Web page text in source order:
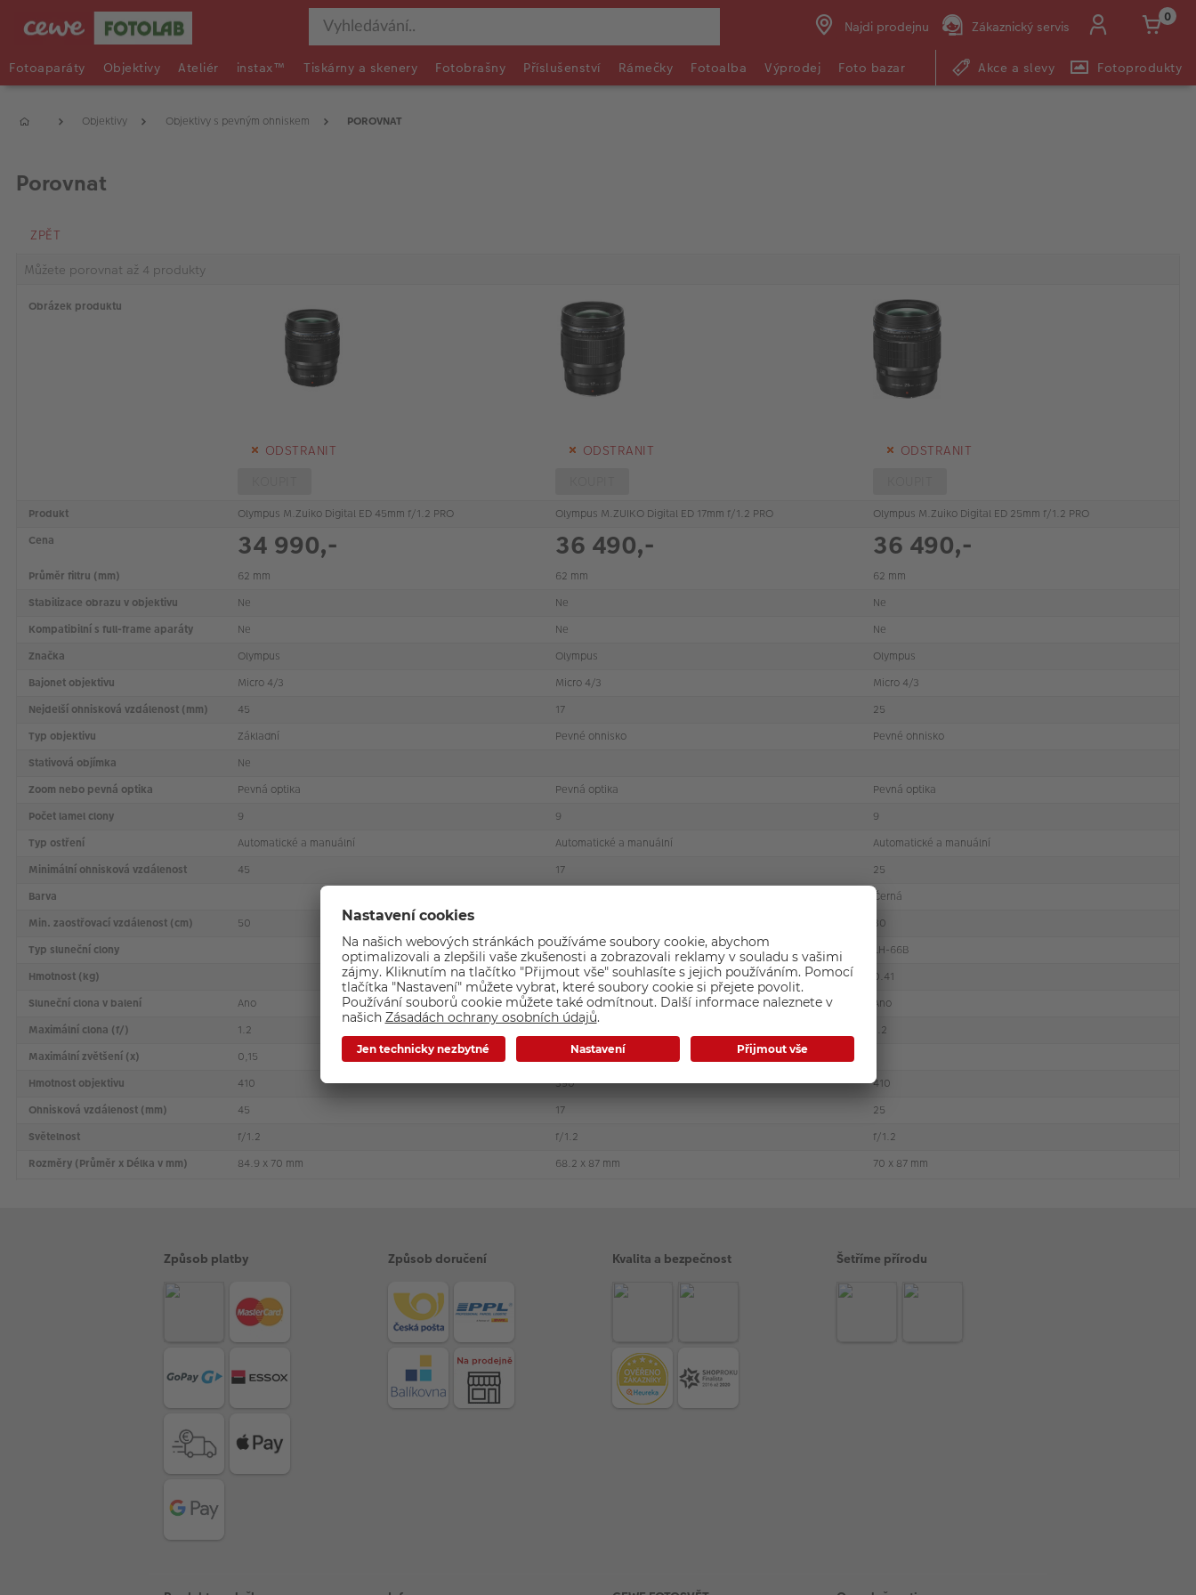
Najdi prodejnu Zákaznický servis
0
Fotoaparáty Objektivy Ateliér instax™ Tiskárny a skenery Fotobrašny Příslušenství Rámečky Fotoalba Výprodej Foto bazar Akce a slevy Fotoprodukty
Objektivy Objektivy s pevným ohniskem POROVNAT
Porovnat
ZPĚT
Můžete porovnat až 4 produkty
Obrázek produktu
ODSTRANIT
ODSTRANIT
ODSTRANIT
Produkt Olympus M.Zuiko Digital ED 45mm f/1.2 PRO Olympus M.ZUIKO Digital ED 17mm f/1.2 PRO
Olympus M.Zuiko Digital ED 25mm f/1.2 PRO
Cena
34 990,- 36 490,- 36 490,-
Průměr filtru (mm) 62 mm 62 mm
62 mm
Stabilizace obrazu v objektivu
Ne Ne
Ne
Kompatibilní s full-frame aparáty
Ne Ne
Ne
Značka
Olympus Olympus
Olympus
Bajonet objektivu
Micro 4/3 Micro 4/3
Micro 4/3
Nejdelší ohnisková vzdálenost (mm)
45 17
25
Typ objektivu
Základní Pevné ohnisko
Pevné ohnisko
Stativová objímka
Ne
Zoom nebo pevná optika
Pevná optika Pevná optika
Pevná optika
Počet lamel clony
9 9
9
Typ ostření
Automatické a manuální Automatické a manuální
Automatické a manuální
Minimální ohnisková vzdálenost
45 17
25
Barva
Černá
Min. zaostřovací vzdálenost (cm)
50
30
Typ sluneční clony
LH 66C
LH-66B
Hmotnost (kg)
0.39
0.41
Sluneční clona v balení
Ano
Ano
Maximální clona (f/)
1.2
1.2
Maximální zvětšení (x)
0,15
Hmotnost objektivu
410 390
410
Ohnisková vzdálenost (mm)
45 17
25
Světelnost
f/1.2 f/1.2
f/1.2
Rozměry (Průměr x Délka v mm)
84.9 x 70 mm 68.2 x 87 mm 70 x 87 mm
Způsob platby Způsob doručení Kvalita a bezpečnost Šetříme přírodu